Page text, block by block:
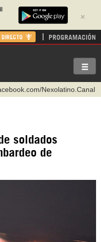
×
DIRECTO PROGRAMACIÓN
Nexolatino.Canal
@nexo_latino
c/hispantv
+98 921 79 29 404
hispan_tv
soldados
de